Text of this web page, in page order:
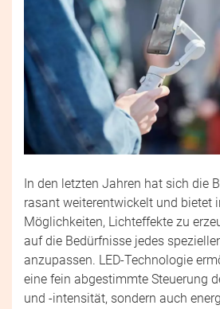
In den letzten Jahren hat sich die
rasant weiterentwickelt und bietet
Möglichkeiten, Lichteffekte zu
auf die Bedürfnisse jedes
anzupassen. LED-Technologie
eine fein abgestimmte Steuerung
und -intensität, sondern auch